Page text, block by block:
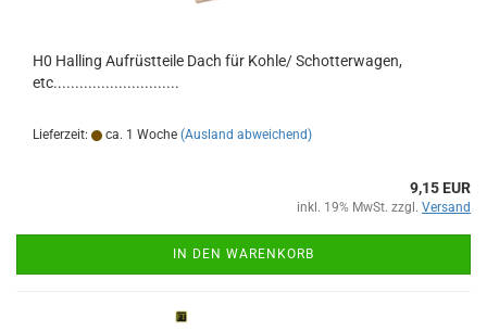
H0 Halling Aufrüstteile Dach für Kohle/ Schotterwagen,
etc.............................
Lieferzeit: ca. 1 Woche (Ausland abweichend)
9,15 EUR
inkl. 19% MwSt. zzgl. Versand
IN DEN WARENKORB